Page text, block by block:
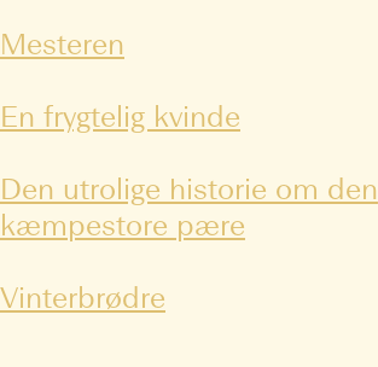
Mesteren
En frygtelig kvinde
Den utrolige historie om den
kæmpestore pære
Vinterbrødre